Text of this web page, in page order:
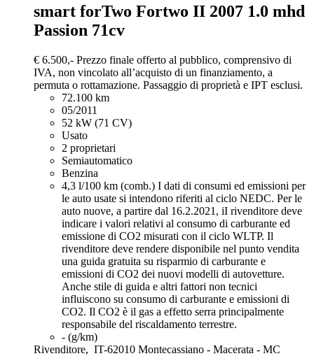
smart forTwo Fortwo II 2007 1.0 mhd
Passion 71cv
€ 6.500,- Prezzo finale offerto al pubblico, comprensivo di
IVA, non vincolato all’acquisto di un finanziamento, a
permuta o rottamazione. Passaggio di proprietà e IPT esclusi.
72.100 km
05/2011
52 kW (71 CV)
Usato
2 proprietari
Semiautomatico
Benzina
4,3 l/100 km (comb.) I dati di consumi ed emissioni per
le auto usate si intendono riferiti al ciclo NEDC. Per le
auto nuove, a partire dal 16.2.2021, iI rivenditore deve
indicare i valori relativi al consumo di carburante ed
emissione di CO2 misurati con il ciclo WLTP. Il
rivenditore deve rendere disponibile nel punto vendita
una guida gratuita su risparmio di carburante e
emissioni di CO2 dei nuovi modelli di autovetture.
Anche stile di guida e altri fattori non tecnici
influiscono su consumo di carburante e emissioni di
CO2. Il CO2 è il gas a effetto serra principalmente
responsabile del riscaldamento terrestre.
- (g/km)
Rivenditore, IT-62010 Montecassiano - Macerata - MC